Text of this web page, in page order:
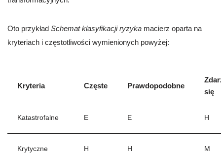
Oto przykład Schemat klasyfikacji ryzyka macierz oparta na
kryteriach i częstotliwości wymienionych powyżej:
Kryteria Częste Prawdopodobne
się
Katastrofalne E E H
Krytyczne H H M